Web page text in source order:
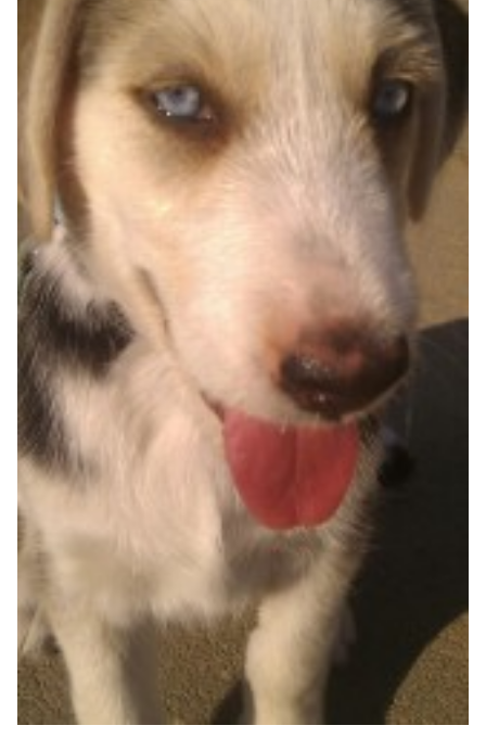
Salud
Accesorios
Educación Canina
Más contenido
Razas
Buscar cuidadores
¿Qué es Gudog?
Gudog es la forma más fácil de encontrar y
reservar con el cuidador de perros
perfecto. ¡Miles de cuidadores están
disponibles para cuidar de tu perro como si
fuera un miembro más de su familia! Todas
las reservas incluyen Cobertura Veterinaria
y cancelación gratuíta
Descubre Gudog